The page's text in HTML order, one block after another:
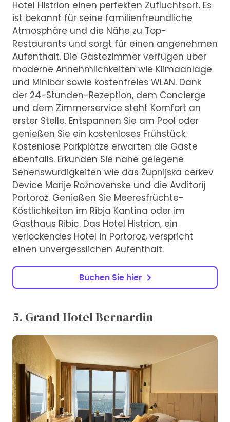
Hotel Histrion einen perfekten Zufluchtsort. Es
ist bekannt für seine familienfreundliche
Atmosphäre und die Nähe zu Top-
Restaurants und sorgt für einen angenehmen
Aufenthalt. Die Gästezimmer verfügen über
moderne Annehmlichkeiten wie Klimaanlage
und Minibar sowie kostenfreies WLAN. Dank
der 24-Stunden-Rezeption, dem Concierge
und dem Zimmerservice steht Komfort an
erster Stelle. Entspannen Sie am Pool oder
genießen Sie ein kostenloses Frühstück.
Kostenlose Parkplätze erwarten die Gäste
ebenfalls. Erkunden Sie nahe gelegene
Sehenswürdigkeiten wie das Župnijska cerkev
Device Marije Rožnovenske und die Avditorij
Portorož. Genießen Sie Meeresfrüchte-
Köstlichkeiten im Ribja Kantina oder im
Gasthaus Ribic. Das Hotel Histrion, ein
verlockendes Hotel in Portoroz, verspricht
einen unvergesslichen Aufenthalt.
Buchen Sie hier
5. Grand Hotel Bernardin